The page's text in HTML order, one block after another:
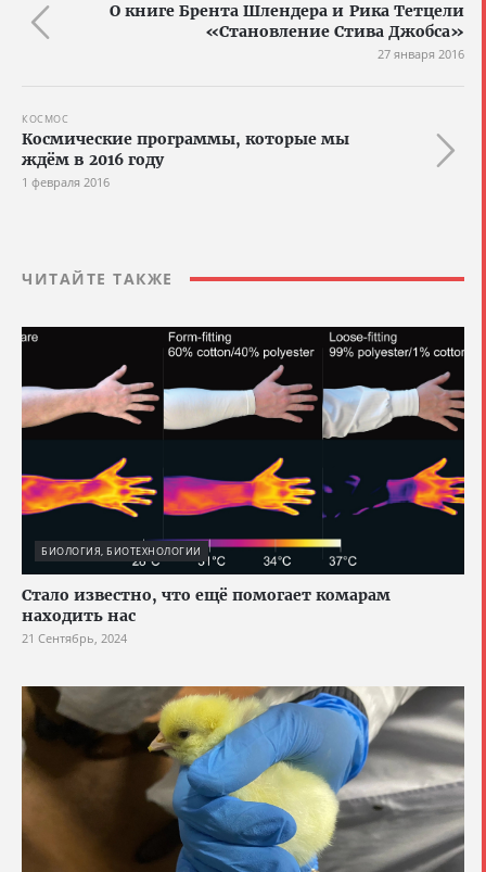
О книге Брента Шлендера и Рика Тетцели
«Становление Стива Джобса»
27 января 2016
КОСМОС
Космические программы, которые мы
ждём в 2016 году
1 февраля 2016
ЧИТАЙТЕ ТАКЖЕ
БИОЛОГИЯ, БИОТЕХНОЛОГИИ
Стало известно, что ещё помогает комарам
находить нас
21 Сентябрь, 2024